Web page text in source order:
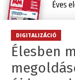
DIGITALIZÁCIÓ
Élesben